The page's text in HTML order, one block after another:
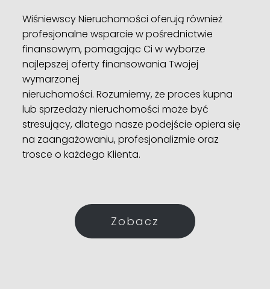
Wiśniewscy Nieruchomości oferują również
profesjonalne wsparcie w pośrednictwie
finansowym, pomagając Ci w wyborze
najlepszej oferty finansowania Twojej
wymarzonej
nieruchomości. Rozumiemy, że proces kupna
lub sprzedaży nieruchomości może być
stresujący, dlatego nasze podejście opiera się
na zaangażowaniu, profesjonalizmie oraz
trosce o każdego Klienta.
Zobacz